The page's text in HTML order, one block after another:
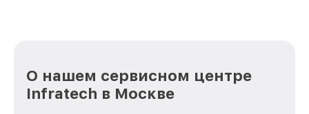
О нашем сервисном центре
Infratech в Москве